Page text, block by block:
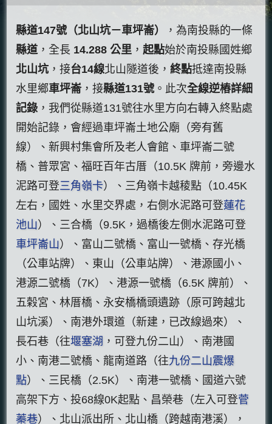
縣道147號（北山坑－車坪崙）
，為南投縣的一條
縣道，全長 14.288 公里 ，起點始於南投縣國姓鄉
北山坑 ，接台14線北山隧道後，終點抵達南投縣
水里鄉車坪崙，接縣道131號 。此次全線逆樁詳細
記錄 ，我們從縣道131號往水里方向右轉入終點處
開始記錄，會經過車坪崙土地公廟（旁有舊
線）、新興村集會所及老人會館、車坪崙二號
橋、普眾宮、福旺百年古厝（10.5K 牌前，旁邊水
泥路可登三角嶺卡）、三角嶺卡越稜點（10.45K
左右，國姓、水里交界處，右側水泥路可登蓮花
池山）、三合橋（9.5K，過橋後左側水泥路可登
車坪崙山）、富山二號橋、富山一號橋、存光橋
（公車站牌）、東山（公車站牌）、港源國小、
港源二號橋（7K）、港源一號橋（6.5K 牌前）、
五榖宮、林厝橋、永安橋橋頭遺跡（原可跨越北
山坑溪）、南港外環道（新建，已改線過來）、
長石巷（往堰塞湖 ，可登九份二山）、南港國
小、南港二號橋、龍南道路（往九份二山震爆
點）、三民橋（2.5K）、南港一號橋、國道六號
高架下方、投68線0K起點、昌榮巷（左入可登菅
蓁巷）、北山派出所、北山橋（跨越南港溪），